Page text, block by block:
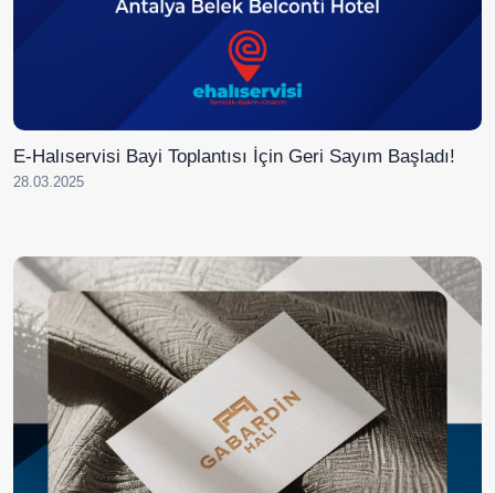
E-Halıservisi Bayi Toplantısı İçin Geri Sayım Başladı!
28.03.2025